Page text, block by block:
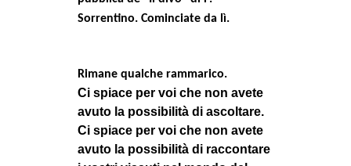
Sorrentino. Cominciate da lì.
Rimane qualche rammarico.
Ci spiace per voi che non avete
avuto la possibilità di ascoltare.
Ci spiace per voi che non avete
avuto la possibilità di raccontare